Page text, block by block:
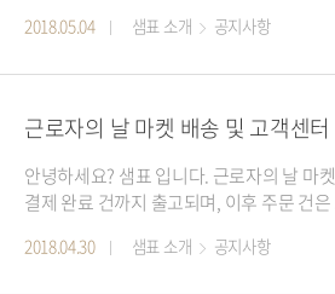
2018.05.04 샘표 소개 공지사항
근로자의 날 마켓 배송 및 고객센
안녕하세요? 샘표 입니다. 근로자의 날 마켓 배송 및 고
결제 완료 건까지 출고되며, 이후 주문 건
2018.04.30 샘표 소개 공지사항